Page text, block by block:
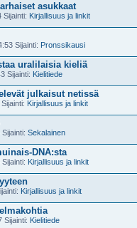
asukkaat
Sijainti: Kirjallisuus ja linkit
Sijainti: Pronssikausi
uralilaisia kieliä
Sijainti: Kielitiede
julkaisut netissä
Kirjallisuus ja linkit
Sekalainen
DNA:sta
Kirjallisuus ja linkit
Kirjallisuus ja linkit
Sijainti: Kielitiede